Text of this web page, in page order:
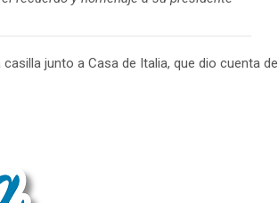
junto a Casa de Italia, que dio cuenta de